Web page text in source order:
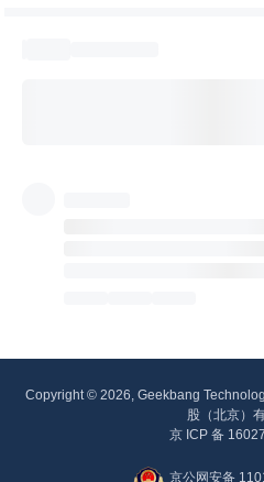
Copyright © 2026, Geekbang
股（北京）
京 ICP 备
京公网安备